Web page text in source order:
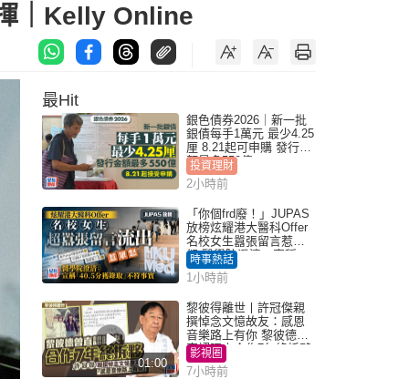
｜Kelly Online
最Hit
銀色債券2026｜新一批
銀債每手1萬元 最少4.25
厘 8.21起可申購 發行金
額最多550億
投資理財
2小時前
「你個frd廢！」JUPAS
放榜炫耀港大醫科Offer
名校女生囂張留言惹眾
怒 醫學院澄清：宣稱
「40.5分獲錄取」不符事
實｜Juicy叮
時事熱話
1小時前
01:00
黎彼得離世丨許冠傑親
撰悼念文憶故友：感恩
音樂路上有你 黎彼德曾
直認唔夾合作7年終拆夥
影視圈
7小時前